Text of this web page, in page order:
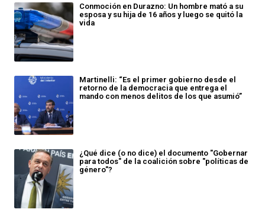
Conmoción en Durazno: Un hombre mató a su
esposa y su hija de 16 años y luego se quitó la
vida
Martinelli: “Es el primer gobierno desde el
retorno de la democracia que entrega el
mando con menos delitos de los que asumió”
¿Qué dice (o no dice) el documento "Gobernar
para todos" de la coalición sobre "políticas de
género"?